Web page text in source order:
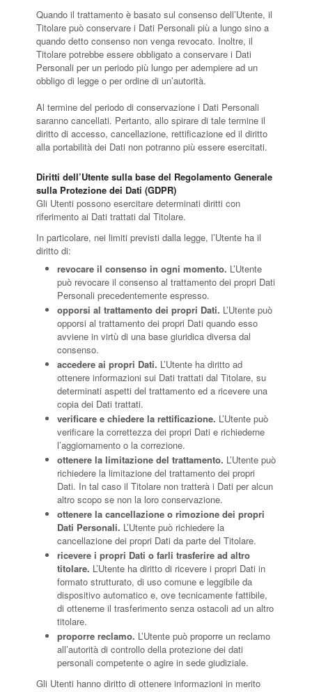
Quando il trattamento è basato sul consenso dell’Utente, il
Titolare può conservare i Dati Personali più a lungo sino a
quando detto consenso non venga revocato. Inoltre, il
Titolare potrebbe essere obbligato a conservare i Dati
Personali per un periodo più lungo per adempiere ad un
obbligo di legge o per ordine di un’autorità.
Al termine del periodo di conservazione i Dati Personali
saranno cancellati. Pertanto, allo spirare di tale termine il
diritto di accesso, cancellazione, rettificazione ed il diritto
alla portabilità dei Dati non potranno più essere esercitati.
Diritti dell’Utente sulla base del Regolamento Generale
sulla Protezione dei Dati (GDPR)
Gli Utenti possono esercitare determinati diritti con
riferimento ai Dati trattati dal Titolare.
In particolare, nei limiti previsti dalla legge, l’Utente ha il
diritto di:
revocare il consenso in ogni momento. L’Utente
può revocare il consenso al trattamento dei propri Dati
Personali precedentemente espresso.
opporsi al trattamento dei propri Dati. L’Utente può
opporsi al trattamento dei propri Dati quando esso
avviene in virtù di una base giuridica diversa dal
consenso.
accedere ai propri Dati. L’Utente ha diritto ad
ottenere informazioni sui Dati trattati dal Titolare, su
determinati aspetti del trattamento ed a ricevere una
copia dei Dati trattati.
verificare e chiedere la rettificazione. L’Utente può
verificare la correttezza dei propri Dati e richiederne
l’aggiornamento o la correzione.
ottenere la limitazione del trattamento. L’Utente può
richiedere la limitazione del trattamento dei propri
Dati. In tal caso il Titolare non tratterà i Dati per alcun
altro scopo se non la loro conservazione.
ottenere la cancellazione o rimozione dei propri
Dati Personali. L’Utente può richiedere la
cancellazione dei propri Dati da parte del Titolare.
ricevere i propri Dati o farli trasferire ad altro
titolare. L’Utente ha diritto di ricevere i propri Dati in
formato strutturato, di uso comune e leggibile da
dispositivo automatico e, ove tecnicamente fattibile,
di ottenerne il trasferimento senza ostacoli ad un altro
titolare.
proporre reclamo. L’Utente può proporre un reclamo
all’autorità di controllo della protezione dei dati
personali competente o agire in sede giudiziale.
Gli Utenti hanno diritto di ottenere informazioni in merito